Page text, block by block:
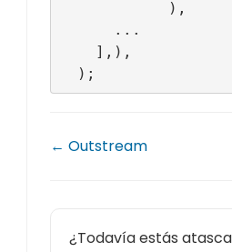
← Outstream
¿Todavía estás